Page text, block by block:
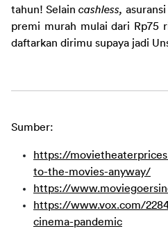
tahun! Selain cashless,
premi murah mulai dari Rp75
daftarkan dirimu supaya jadi
Sumber:
https://
to-the-movies-anyway/
https://
https://www.vox.com/
cinema-pandemic